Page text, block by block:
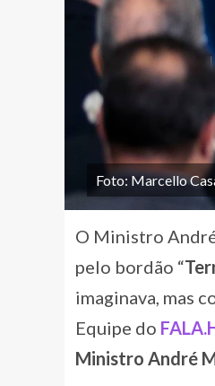
Foto: Marcello
O Ministro
pelo bordão “
imaginava, mas
Equipe do
Ministro André